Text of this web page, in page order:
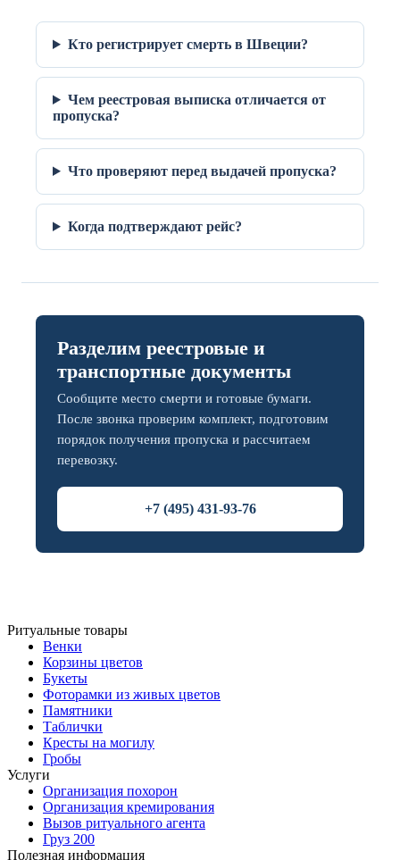
Кто регистрирует смерть в Швеции?
Чем реестровая выписка отличается от
пропуска?
Что проверяют перед выдачей пропуска?
Когда подтверждают рейс?
Разделим реестровые и
транспортные документы
Сообщите место смерти и готовые бумаги.
После звонка проверим комплект, подготовим
порядок получения пропуска и рассчитаем
перевозку.
+7 (495) 431-93-76
Ритуальные товары
Венки
Корзины цветов
Букеты
Фоторамки из живых цветов
Памятники
Таблички
Кресты на могилу
Гробы
Услуги
Организация похорон
Организация кремирования
Вызов ритуального агента
Груз 200
Полезная информация